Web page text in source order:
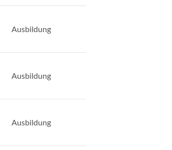
Ausbildung
Ausbildung
Ausbildung